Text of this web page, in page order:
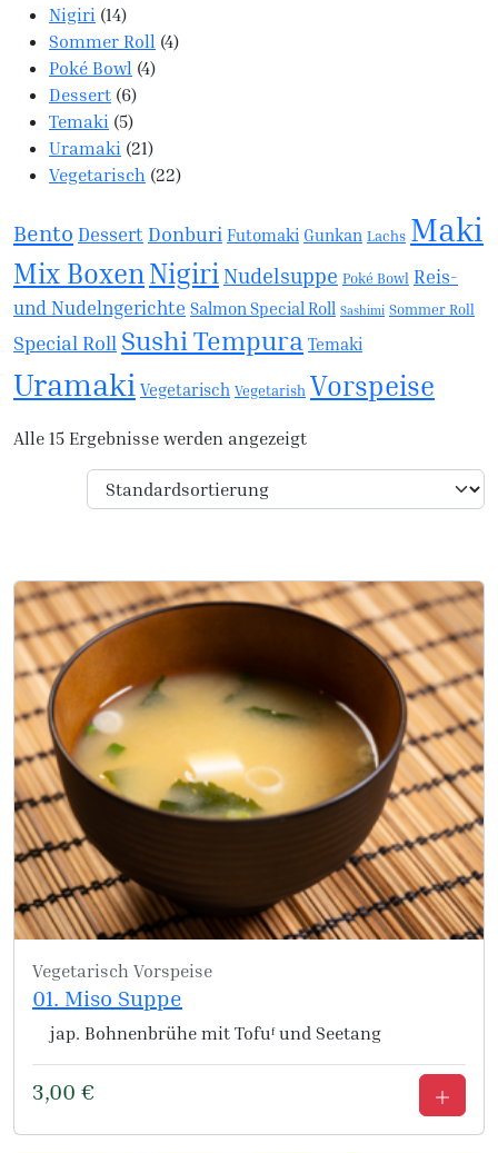
Nigiri 1414 Produkte
Sommer Roll 44 Produkte
Poké Bowl 44 Produkte
Dessert 66 Produkte
Temaki 55 Produkte
Uramaki 2121 Produkte
Vegetarisch 2222 Produkte
Bento Dessert Donburi Futomaki Gunkan Lachs Maki
Mix BoxenNigiri Nudelsuppe Poké Bowl Reis-
und Nudelngerichte Salmon Special Roll Sashimi Sommer Roll
Special Roll Sushi Tempura Temaki
Uramaki Vegetarisch Vegetarish Vorspeise
Alle 15 Ergebnisse werden angezeigt
Vegetarisch Vorspeise
01. Miso Suppe
jap. Bohnenbrühe mit Tofuᶠ und Seetang
3,00 €